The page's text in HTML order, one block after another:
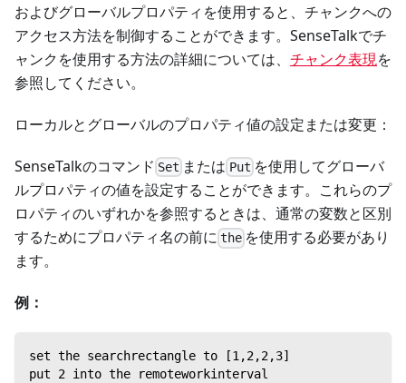
およびグローバルプロパティを使用すると、チャンクへの
アクセス方法を制御することができます。SenseTalkでチ
ャンクを使用する方法の詳細については、 チャンク表現を
参照してください。
ローカルとグローバルのプロパティ値の設定または変更：
SenseTalkのコマンド Set または Put を使用してグローバ
ルプロパティの値を設定することができます。これらのプ
ロパティのいずれかを参照するときは、通常の変数と区別
するためにプロパティ名の前に the を使用する必要があり
ます。
例：
set the searchrectangle to [1,2,2,3]
put 2 into the remoteworkinterval